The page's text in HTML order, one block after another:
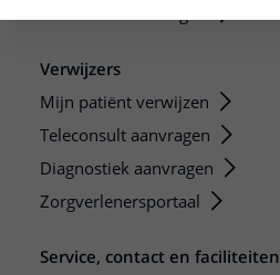
Verwijzers
Mijn patiënt verwijzen
Teleconsult aanvragen
Diagnostiek aanvragen
Zorgverlenersportaal
Service, contact en faciliteiten